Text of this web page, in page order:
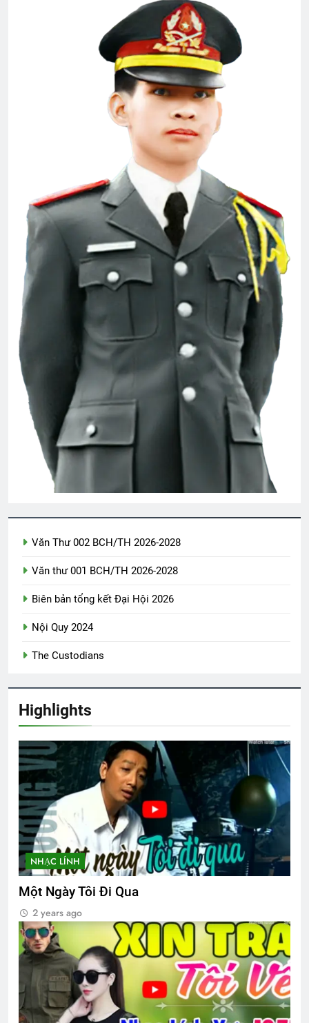
2 Years Ago
Tướng Ngô Quang Trưởng
2 Years Ago
Album 1
Đón Xuân
2 Years Ago
Phân Ưu CSVSQ Hoàng Đình Hiệp K20
2 Years Ago
HVB/BCL Tân Niên 2024
3 Years Ago
TÌNH YÊU MÙA XUÂN (Daniel Artemas
Harmon)
3 Years Ago
Nụ Tầm Xuân
3 Years Ago
LỜI CHIA TAY (Apollinaire)
Tạ ơn đời
3 Years Ago
MỘT NGÀY MÙA XUÂN (Rabindranath
Tagore)
3 Years Ago
Upload Photo lên your own profile
2 Years Ago
Lính Trận Miền Xa
Quang Lập – Album nhạc lính
2 Years Ago
10 điều tâm niệm của người Sinh Viên
Văn Thư 002 BCH/TH 2026-2028
Văn thư 001 BCH/TH 2026-2028
Biên bản tổng kết Đại Hội 2026
Nội Quy 2024
The Custodians
Highlights
NHẠC LÍNH
Một Ngày Tôi Đi Qua
2 years ago